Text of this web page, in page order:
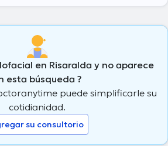
en Risaralda y no aparece
esta búsqueda ?
puede simplificarle su
cotidianidad.
su consultorio